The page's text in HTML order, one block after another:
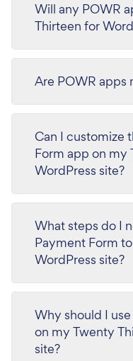
Will any POWR
Thirteen for
Are POWR
Can I customize
Form app on my
WordPress site?
What steps do I
Payment Form
WordPress site?
Why should I
on my Twenty
site?